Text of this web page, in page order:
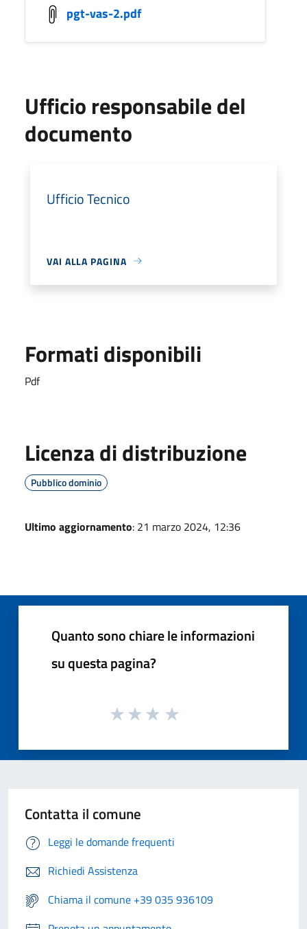
pgt-vas-2.pdf
Ufficio responsabile del
documento
Ufficio Tecnico
VAI ALLA PAGINA
Formati disponibili
Pdf
Licenza di distribuzione
Pubblico dominio
Ultimo aggiornamento: 21 marzo 2024, 12:36
Quanto sono chiare le informazioni
su questa pagina?
Contatta il comune
Leggi le domande frequenti
Richiedi Assistenza
Chiama il comune +39 035 936109